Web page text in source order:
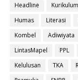
Headline Kurikulum
Humas
Literasi
Kombel
Adiwiyata
LintasMapel
PPL
Kelulusan
TKA